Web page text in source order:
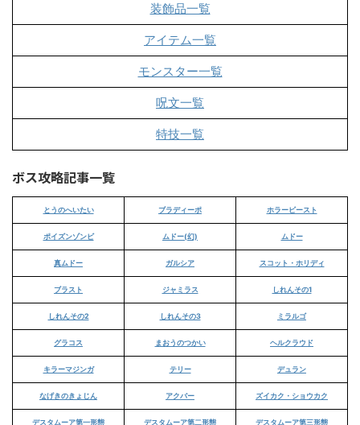
装飾品一覧
アイテム一覧
モンスター一覧
呪文一覧
特技一覧
ボス攻略記事一覧
とうのへいたい ブラディーポ ホラービースト
ポイズンゾンビ ムドー(幻) ムドー
真ムドー ガルシア スコット・ホリディ
ブラスト ジャミラス しれんその1
しれんその2 しれんその3 ミラルゴ
グラコス まおうのつかい ヘルクラウド
キラーマジンガ テリー デュラン
なげきのきょじん アクバー ズイカク・ショウカク
デスタムーア第一形態 デスタムーア第二形態 デスタムーア第三形態